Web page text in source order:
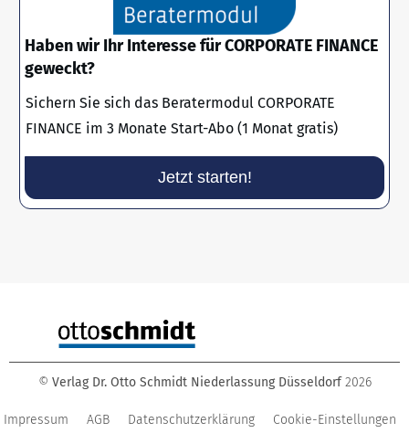
Haben wir Ihr Interesse für CORPORATE FINANCE
geweckt?
Sichern Sie sich das Beratermodul CORPORATE
FINANCE im 3 Monate Start-Abo (1 Monat gratis)
Jetzt starten!
© Verlag Dr. Otto Schmidt Niederlassung Düsseldorf 2026
Impressum AGB Datenschutzerklärung Cookie-Einstellungen